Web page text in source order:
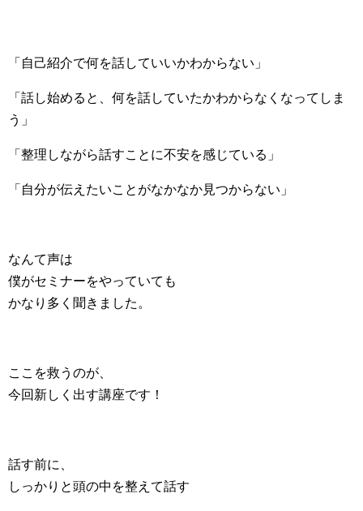
「自己紹介で何を話していいかわからない」
「話し始めると、何を話していたかわからなくなってしま
う」
「整理しながら話すことに不安を感じている」
「自分が伝えたいことがなかなか見つからない」
なんて声は
僕がセミナーをやっていても
かなり多く聞きました。
ここを救うのが、
今回新しく出す講座です！
話す前に、
しっかりと頭の中を整えて話す